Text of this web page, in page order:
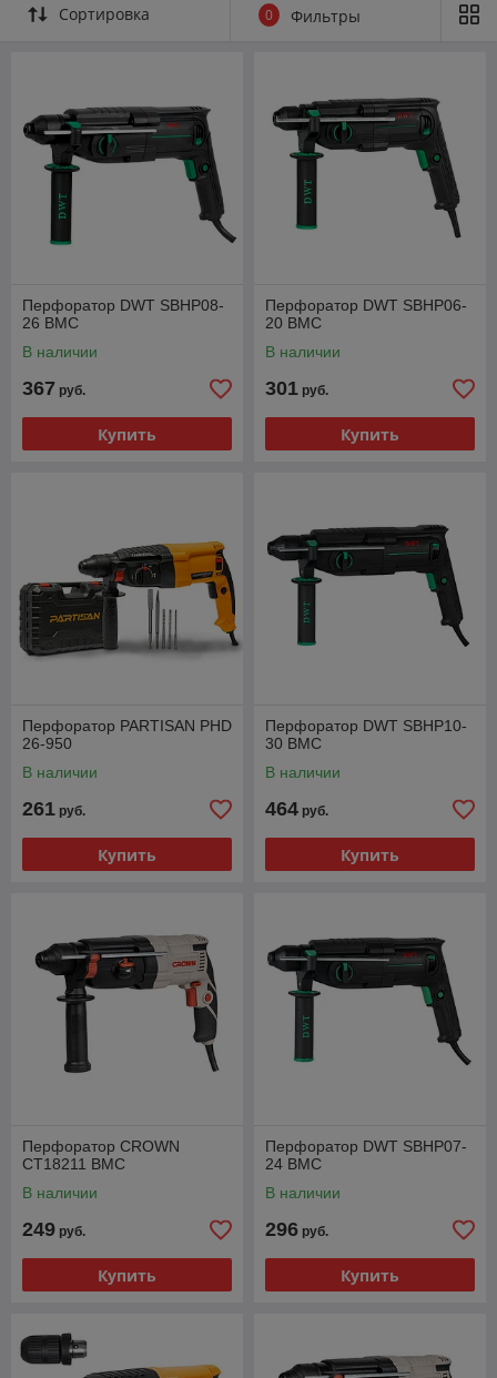
Сортировка 0 Фильтры
Перфоратор DWT SBHP08-
26 BMC
В наличии
367 руб.
Купить
Перфоратор DWT SBHP06-
20 BMC
В наличии
301 руб.
Купить
Перфоратор PARTISAN PHD
26-950
В наличии
261 руб.
Купить
Перфоратор DWT SBHP10-
30 BMC
В наличии
464 руб.
Купить
Перфоратор CROWN
CT18211 BMC
В наличии
249 руб.
Купить
Перфоратор DWT SBHP07-
24 BMC
В наличии
296 руб.
Купить